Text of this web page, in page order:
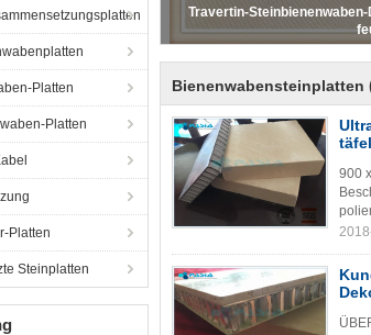
Platten
Platten
Platten
Steinplatten
Marmor-Bienenwaben-Stein-
Bienenwabensteinplatten
900